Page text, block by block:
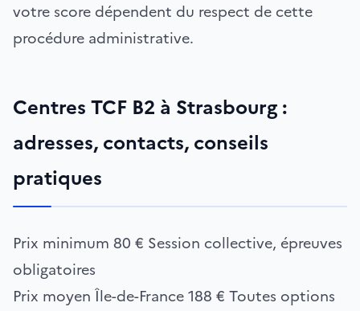
votre score dépendent du respect de cette
procédure administrative.
Centres TCF B2 à Strasbourg :
adresses, contacts, conseils
pratiques
Prix minimum 80 € Session collective, épreuves
obligatoires
Prix moyen Île-de-France188 € Toutes options